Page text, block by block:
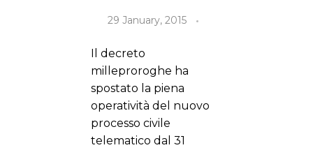
29 January, 2015
Il decreto
milleproroghe ha
spostato la piena
operatività del nuovo
processo civile
telematico dal 31